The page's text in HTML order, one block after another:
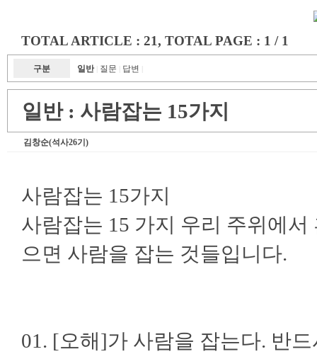
TOTAL ARTICLE : 21, TOTAL PAGE : 1 / 1
구분 일반 질문 답변
일반 : 사람잡는 15가지
김창순(석사26기)
사람잡는 15가지
사람잡는 15 가지 우리 주위에
으면 사람을 잡는 것들입니다.
01. [오해]가 사람을 잡는다. 반